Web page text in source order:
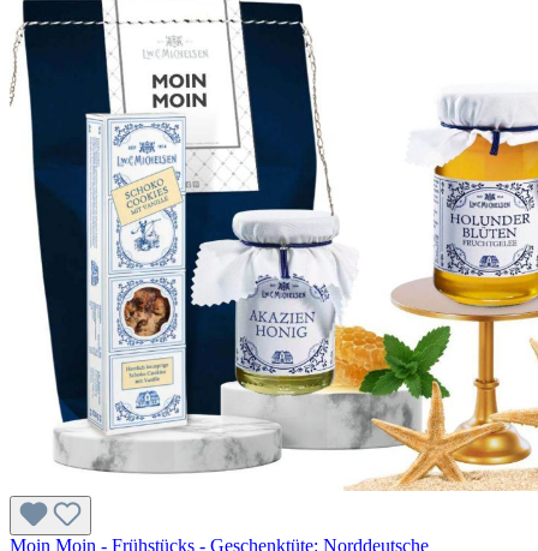
Moin Moin - Frühstücks - Geschenktüte: Norddeutsche